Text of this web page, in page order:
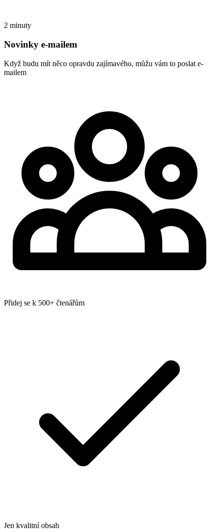
2 minuty
Novinky e-mailem
Když budu mít něco opravdu zajímavého, můžu vám to poslat e-
mailem
Přidej se k 500+ čtenářům
Jen kvalitní obsah